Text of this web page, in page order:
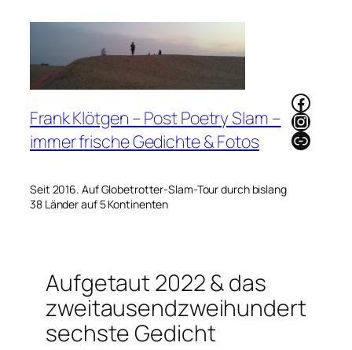
Frank Klötgen – Post Poetry Slam –
immer frische Gedichte & Fotos
Seit 2016. Auf Globetrotter-Slam-Tour durch bislang
38 Länder auf 5 Kontinenten
Link
Aufgetaut 2022 & das
zweitausendzweihundert
sechste Gedicht